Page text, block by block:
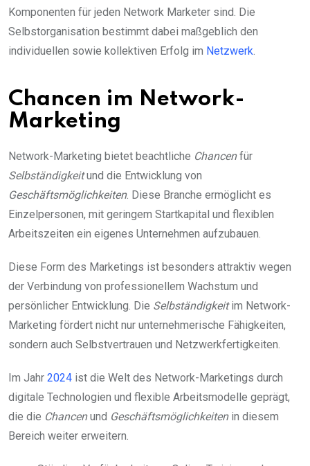
Komponenten für jeden Network Marketer sind. Die
Selbstorganisation bestimmt dabei maßgeblich den
individuellen sowie kollektiven Erfolg im Netzwerk
Chancen im Network-
Marketing
Network-Marketing bietet beachtliche Chancenfür
Selbständigkeitund die Entwicklung von
Geschäftsmöglichkeiten. Diese Branche ermöglicht es
Einzelpersonen, mit geringem Startkapital und flexiblen
Arbeitszeiten ein eigenes Unternehmen aufzubauen.
Diese Form des Marketings ist besonders attraktiv wegen
der Verbindung von professionellem Wachstum und
persönlicher Entwicklung. Die Selbständigkeitim Network-
Marketing fördert nicht nur unternehmerische Fähigkeiten,
sondern auch Selbstvertrauen und Netzwerkfertigkeiten.
Im Jahr 2024 ist die Welt des Network-Marketings durch
digitale Technologien und flexible Arbeitsmodelle geprägt,
die die Chancenund Geschäftsmöglichkeitenin diesem
Bereich weiter erweitern.